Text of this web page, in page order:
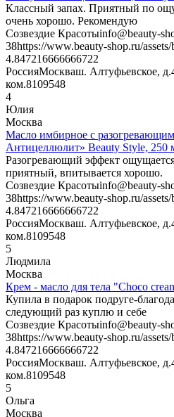
Классный запах. Приятный по
очень хорошо. Рекомендую
Созвездие Красотыinfo@beauty-
38https://www.beauty-shop.ru/
4.847216666666722
РоссияМоскваш. Алтуфьевское,
ком.8109548
4
Юлия
Москва
Масло имбирное с
Антицеллюлит» Beauty Style, 250
Разогревающий эффект
приятный, впитывается хорошо.
Созвездие Красотыinfo@beauty-
38https://www.beauty-shop.ru/
4.847216666666722
РоссияМоскваш. Алтуфьевское,
ком.8109548
5
Людмила
Москва
Крем - масло для тела "Choco
Купила в подарок подруге-
следующий раз куплю и себе
Созвездие Красотыinfo@beauty-
38https://www.beauty-shop.ru/
4.847216666666722
РоссияМоскваш. Алтуфьевское,
ком.8109548
5
Ольга
Москва